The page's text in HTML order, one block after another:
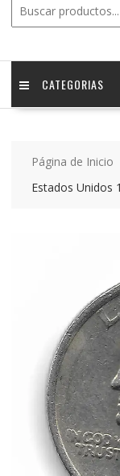
CATEGORIAS
Página de Inicio
Estados Unidos